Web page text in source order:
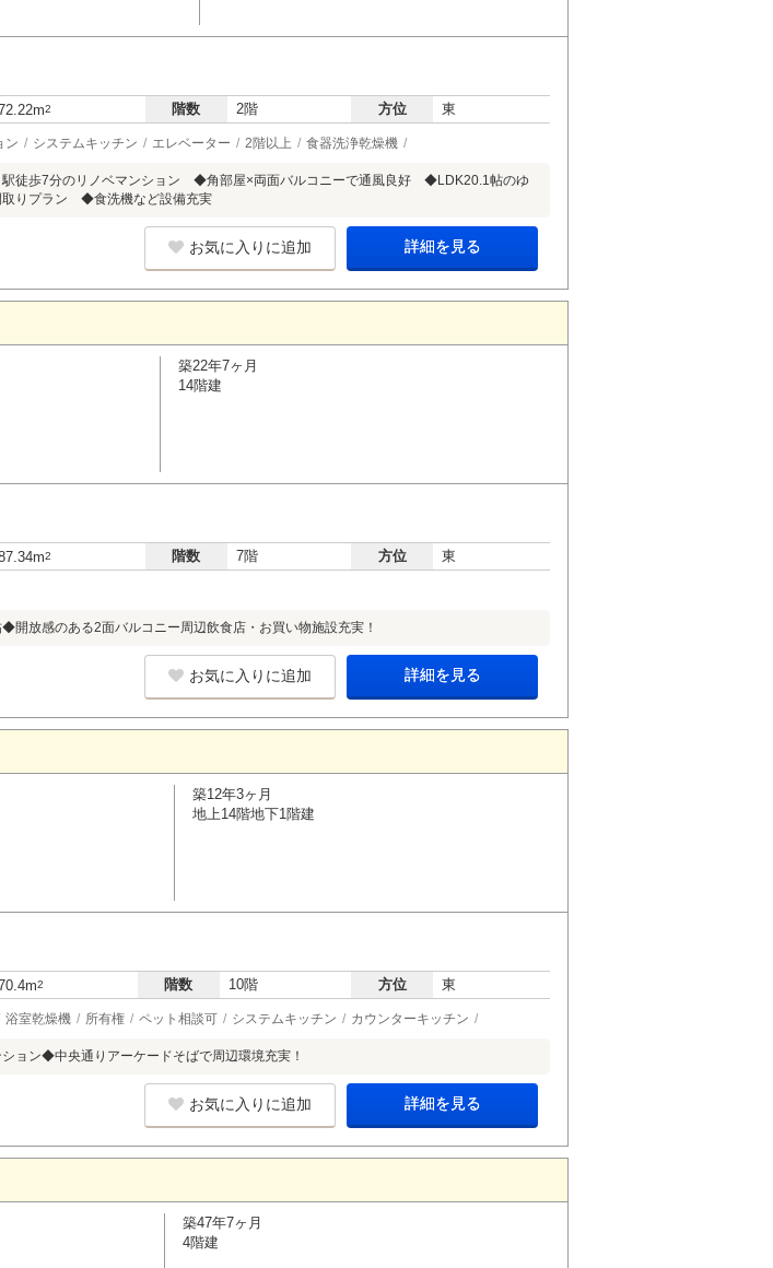
2 階数 2階 方位 東
ン システムキッチン エレベーター 2階以上 食器洗浄乾燥機
徒歩7分のリノベマンション ◆角部屋×両面バルコニーで通風良好 ◆LDK20.1帖のゆ
りプラン ◆食洗機など設備充実
お気に入りに追加 詳細を見る
築22年7ヶ月
14階建
2 階数 7階 方位 東
放感のある2面バルコニー周辺飲食店・お買い物施設充実！
お気に入りに追加 詳細を見る
築12年3ヶ月
地上14階地下1階建
2 階数 10階 方位 東
浴室乾燥機 所有権 ペット相談可 システムキッチン カウンターキッチン
ョン◆中央通りアーケードそばで周辺環境充実！
お気に入りに追加 詳細を見る
築47年7ヶ月
4階建